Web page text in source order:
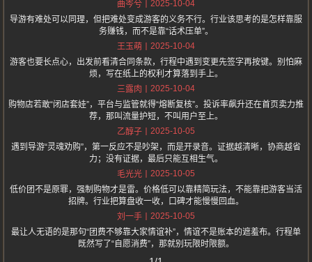
曲岑兮
2025-10-04
导游有难处可以同理，但把难处变成游客的义务不行。行业该思考的是怎样靠服
务赚钱，而不是靠“话术压单”。
王玉萌
2025-10-04
游客也要长点心，出发前看清合同条款，行程中遇到变更先签字再按键。别怕麻
烦，写在纸上的权利才算落到手上。
三露肉
2025-10-04
购物店若敢“闭店套娃”，平台与监管就得“熔断复核”。投诉率飙升还在首页卖力推
荐，那叫流量护短，不叫用户至上。
乙醇子
2025-10-05
遇到导游“灵魂劝购”，第一反应不是吵架，而是开录音。证据越清晰，协商越省
力；没有证据，最后只能互相生气。
毛光光
2025-10-05
低价团不是原罪，强制购物才是雷。价格低可以靠精简玩法，不能靠把游客当活
招牌。行业把算盘收一收，口碑才能慢慢回血。
刘一手
2025-10-05
最让人无语的是那句“团费不够靠大家情谊补”，情谊不是账本的遮羞布。行程单
既然写了“自愿消费”，那就别玩限时限额。